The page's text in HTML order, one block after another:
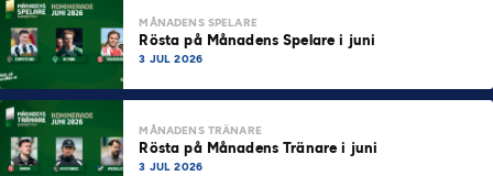
MÅNADENS SPELARE
Rösta på Månadens Spelare i juni
3 JUL 2026
MÅNADENS TRÄNARE
Rösta på Månadens Tränare i juni
3 JUL 2026